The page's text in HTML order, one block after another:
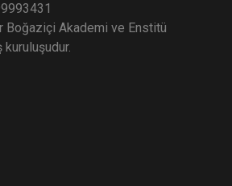
Boğaziçi Akademi ve Enstitü
kuruluşudur.